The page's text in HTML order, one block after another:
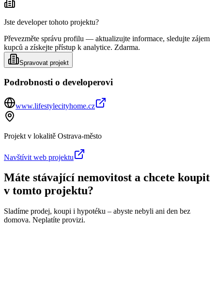
Jste developer tohoto projektu?
Převezměte správu profilu — aktualizujte informace, sledujte zájem
kupců a získejte přístup k analytice. Zdarma.
Spravovat projekt
Podrobnosti o developerovi
www.lifestylecityhome.cz
Projekt v lokalitě Ostrava-město
Navštívit web projektu
Máte stávající nemovitost a chcete koupit
v tomto projektu?
Sladíme prodej, koupi i hypotéku – abyste nebyli ani den bez
domova. Neplatíte provizi.